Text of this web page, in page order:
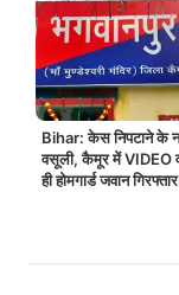
Bihar: केस निपटाने के
वसूली, कैमूर में VIDEO
ही होमगार्ड जवान